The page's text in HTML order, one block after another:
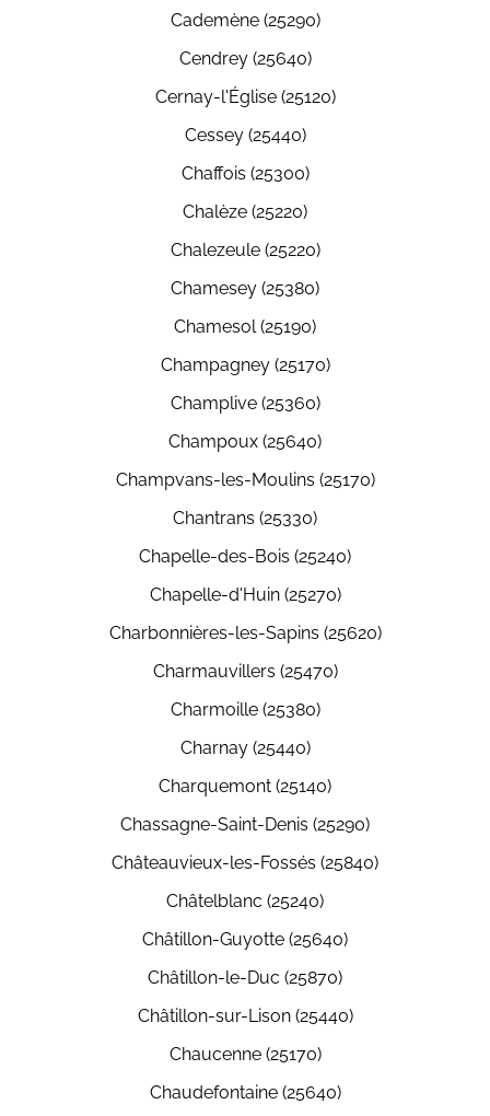
Cademène (25290)
Cendrey (25640)
Cernay-l'Église (25120)
Cessey (25440)
Chaffois (25300)
Chalèze (25220)
Chalezeule (25220)
Chamesey (25380)
Chamesol (25190)
Champagney (25170)
Champlive (25360)
Champoux (25640)
Champvans-les-Moulins (25170)
Chantrans (25330)
Chapelle-des-Bois (25240)
Chapelle-d'Huin (25270)
Charbonnières-les-Sapins (25620)
Charmauvillers (25470)
Charmoille (25380)
Charnay (25440)
Charquemont (25140)
Chassagne-Saint-Denis (25290)
Châteauvieux-les-Fossés (25840)
Châtelblanc (25240)
Châtillon-Guyotte (25640)
Châtillon-le-Duc (25870)
Châtillon-sur-Lison (25440)
Chaucenne (25170)
Chaudefontaine (25640)